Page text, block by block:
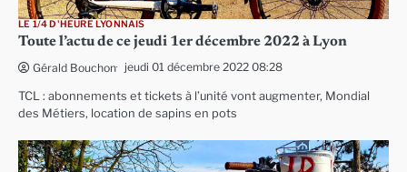
LE 1/4 D'HEURE LYONNAIS
Toute l’actu de ce jeudi 1er décembre 2022 à Lyon
Gérald Bouchon jeudi 01 décembre 2022 08:28
TCL : abonnements et tickets à l’unité vont augmenter, Mondial
des Métiers, location de sapins en pots